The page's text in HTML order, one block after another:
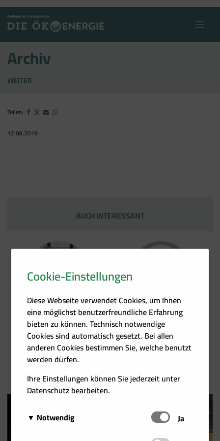
content
Archiv
WEITER
Teilen:
12.08.2019
Termine
Förder­übersicht
AUCH INTERESSANT
Cookie-Einstellungen
Diese Webseite verwendet Cookies, um Ihnen
eine möglichst benutzerfreundliche Erfahrung
bieten zu können. Technisch notwendige
Cookies sind automatisch gesetzt. Bei allen
anderen Cookies bestimmen Sie, welche benutzt
werden dürfen.
Ihre Einstellungen können Sie jederzeit unter
Datenschutzbearbeiten.
Notwendig
Schalten
Ja
Diese Cookies sind für das Funktionieren der Website